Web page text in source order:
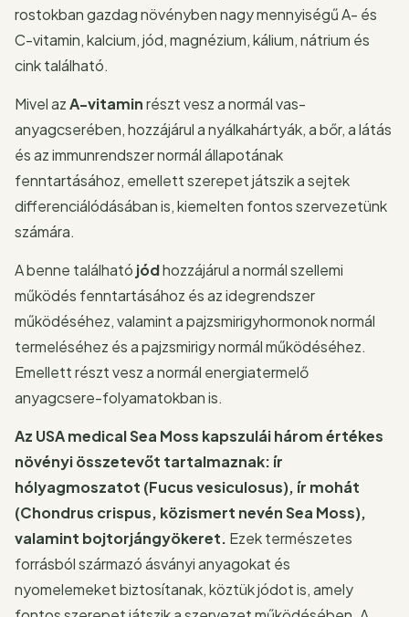
rostokban gazdag növényben nagy mennyiségű A- és
C-vitamin, kalcium, jód, magnézium, kálium, nátrium és
cink található.
Mivel azA-vitaminrészt vesz a normál vas-
anyagcserében, hozzájárul a nyálkahártyák, a bőr, a látás
és az immunrendszer normál állapotának
fenntartásához, emellett szerepet játszik a sejtek
differenciálódásában is, kiemelten fontos szervezetünk
számára.
A benne található jódhozzájárul a normál szellemi
működés fenntartásához és az idegrendszer
működéséhez, valamint a pajzsmirigyhormonok normál
termeléséhez és a pajzsmirigy normál működéséhez.
Emellett részt vesz a normál energiatermelő
anyagcsere-folyamatokban is.
Az USA medical Sea Moss kapszulái három értékes
növényi összetevőt tartalmaznak: ír
hólyagmoszatot (Fucus vesiculosus), ír mohát
(Chondrus crispus, közismert nevén Sea Moss),
valamint bojtorjángyökeret. Ezek természetes
forrásból származó ásványi anyagokat és
nyomelemeket biztosítanak, köztük jódot is, amely